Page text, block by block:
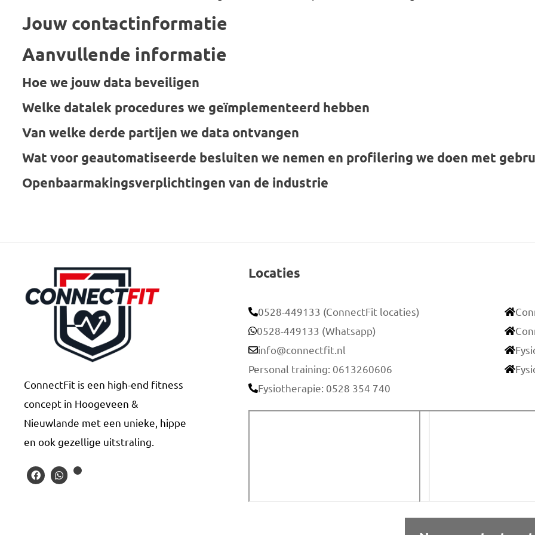
Jouw contactinformatie
Aanvullende informatie
Hoe we jouw data beveiligen
Welke datalek procedures we geïmplementeerd hebben
Van welke derde partijen we data ontvangen
Wat voor geautomatiseerde besluiten we nemen en profilering we doen met
Openbaarmakingsverplichtingen van de industrie
ConnectFit is een high-end fitness
concept in Hoogeveen &
Nieuwlande met een unieke, hippe
en ook gezellige uitstraling.
Locaties
0528-449133 (ConnectFit locaties)
0528-449133 (Whatsapp)
info@connectfit.nl
Personal training: 0613260606
Fysiotherapie: 0528 354 740